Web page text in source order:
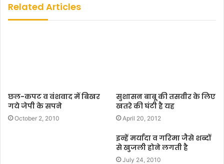
Related Articles
छल-कपट व वंशवाद में बिखर
गये जेपी के सपने
October 2, 2010
सुशासन बाबू की तसवीर के लिए
खतरे की घंटी है यह
April 20, 2012
इन्हें मर्यादा व गरिमा जैसे शब्दों
से खुजली होने लगती है
July 24, 2010